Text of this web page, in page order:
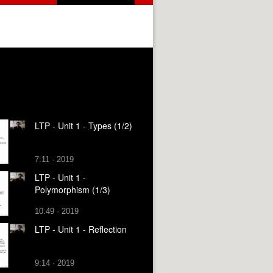
LTP - Unit 1 - Types (1/2)
7:11 · 2019
LTP - Unit 1 -
Polymorphism (1/3)
10:49 · 2019
LTP - Unit 1 - Reflection
9:14 · 2019